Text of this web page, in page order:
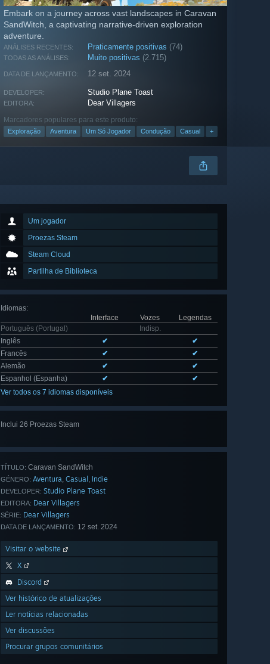
Embark on a journey across vast landscapes in Caravan
SandWitch, a captivating narrative-driven exploration
adventure.
ANÁLISES RECENTES: Praticamente positivas (74)
TODAS AS ANÁLISES: Muito positivas (2.715)
DATA DE LANÇAMENTO: 12 set. 2024
DEVELOPER: Studio Plane Toast
EDITORA: Dear Villagers
Marcadores populares para este produto:
Exploração Aventura Um Só Jogador Condução Casual +
Um jogador
Proezas Steam
Steam Cloud
Partilha de Biblioteca
Idiomas:
Interface
Vozes
Legendas
Português (Portugal)
Indisp.
Inglês
✔
✔
Francês
✔
✔
Alemão
✔
✔
Espanhol (Espanha)
✔
✔
Ver todos os 7 idiomas disponíveis
Inclui 26 Proezas Steam
TÍTULO: Caravan SandWitch
GÉNERO: Aventura, Casual , Indie
DEVELOPER: Studio Plane Toast
EDITORA: Dear Villagers
SÉRIE: Dear Villagers
DATA DE LANÇAMENTO: 12 set. 2024
Visitar o website
X
Discord
Ver histórico de atualizações
Ler notícias relacionadas
Ver discussões
Procurar grupos comunitários